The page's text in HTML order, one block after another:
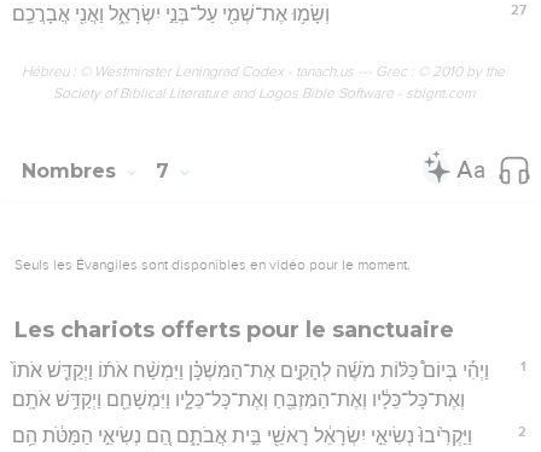
27 וְשָׂמ֥וּ אֶת־שְׁמִ֖י עַל־בְּנֵ֣י יִשְׂרָאֵ֑ל וַאֲנִ֖י אֲבָרֲכֵֽם׃
Hébreu : © Westminster Leningrad Codex - tanach.us --- Grec : © 2010 by the
Society of Biblical Literature and Logos Bible Software - sblgnt.com
Nombres 7
Seuls les Évangiles sont disponibles en vidéo pour le moment.
Les chariots offerts pour le sanctuaire
1
וַיְהִ֡י בְּיוֹם֩ כַּלּ֨וֹת מֹשֶׁ֜ה לְהָקִ֣ים אֶת־הַמִּשְׁכָּ֗ן וַיִּמְשַׁ֨ח אֹת֜וֹ וַיְקַדֵּ֤שׁ אֹתוֹ֙
וְאֶת־כָּל־כֵּלָ֔יו וְאֶת־הַמִּזְבֵּ֖חַ וְאֶת־כָּל־כֵּלָ֑יו וַיִּמְשָׁחֵ֖ם וַיְקַדֵּ֥שׁ אֹתָֽם׃
2
וַיַּקְרִ֙יבוּ֙ נְשִׂיאֵ֣י יִשְׂרָאֵ֔ל רָאשֵׁ֖י בֵּ֣ית אֲבֹתָ֑ם הֵ֚ם נְשִׂיאֵ֣י הַמַּטֹּ֔ת הֵ֥ם